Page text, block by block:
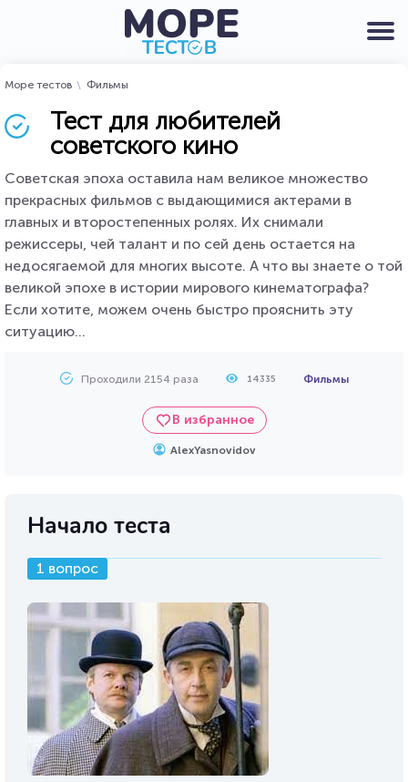
Море тестов Фильмы
Тест для любителей
советского кино
Советская эпоха оставила нам великое множество
прекрасных фильмов с выдающимися актерами в
главных и второстепенных ролях. Их снимали
режиссеры, чей талант и по сей день остается на
недосягаемой для многих высоте. А что вы знаете о той
великой эпохе в истории мирового кинематографа?
Если хотите, можем очень быстро прояснить эту
ситуацию...
Проходили 2154 раза 14335 Фильмы
В избранное
AlexYasnovidov
Начало теста
1 вопрос